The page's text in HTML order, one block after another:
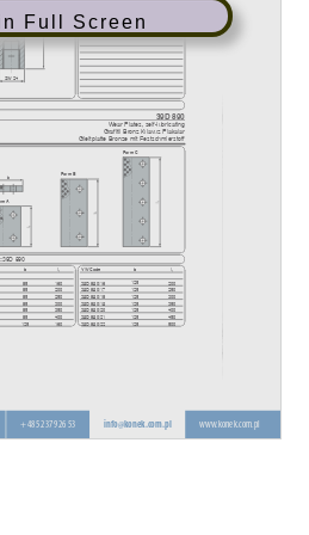
Full Screen